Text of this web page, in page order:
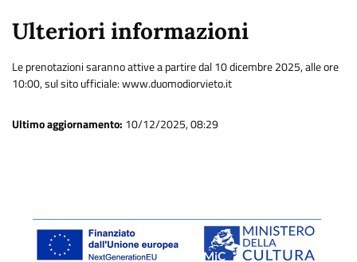
Ulteriori informazioni
Le prenotazioni saranno attive a partire dal 10 dicembre 2025, alle ore
10:00, sul sito ufficiale: www.duomodiorvieto.it
Ultimo aggiornamento: 10/12/2025, 08:29